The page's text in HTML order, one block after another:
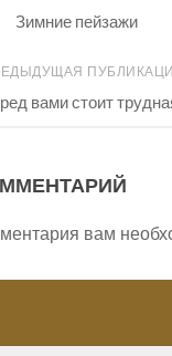
Зимние пейзажи
вами стоит
вам